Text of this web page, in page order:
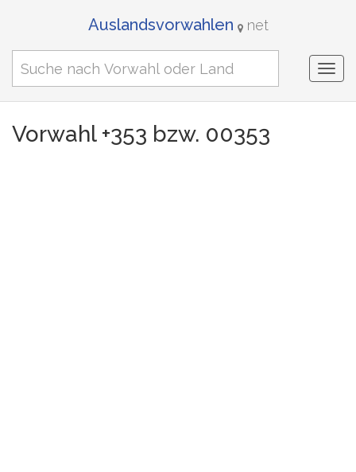
Auslandsvorwahlen net
Vorwahl +353 bzw. 00353